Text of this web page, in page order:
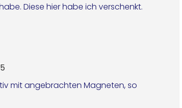
Diese hier habe ich verschenkt.
5
mit angebrachten Magneten, so